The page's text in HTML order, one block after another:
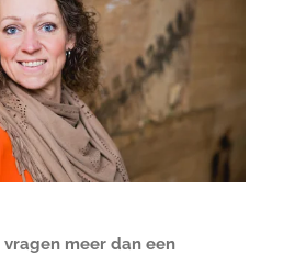
meer dan een